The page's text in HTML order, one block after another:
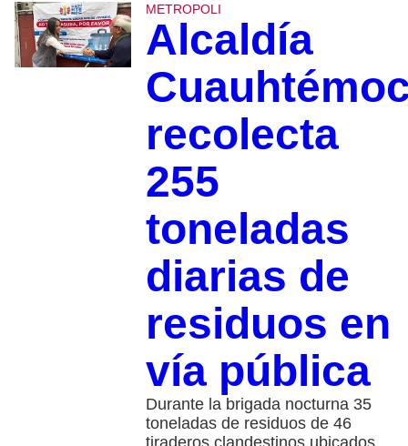
METROPOLI
Alcaldía
recolecta
255
toneladas
diarias de
residuos en
vía pública
Durante la brigada nocturna 35
toneladas de residuos de 46
tiraderos clandestinos ubicados